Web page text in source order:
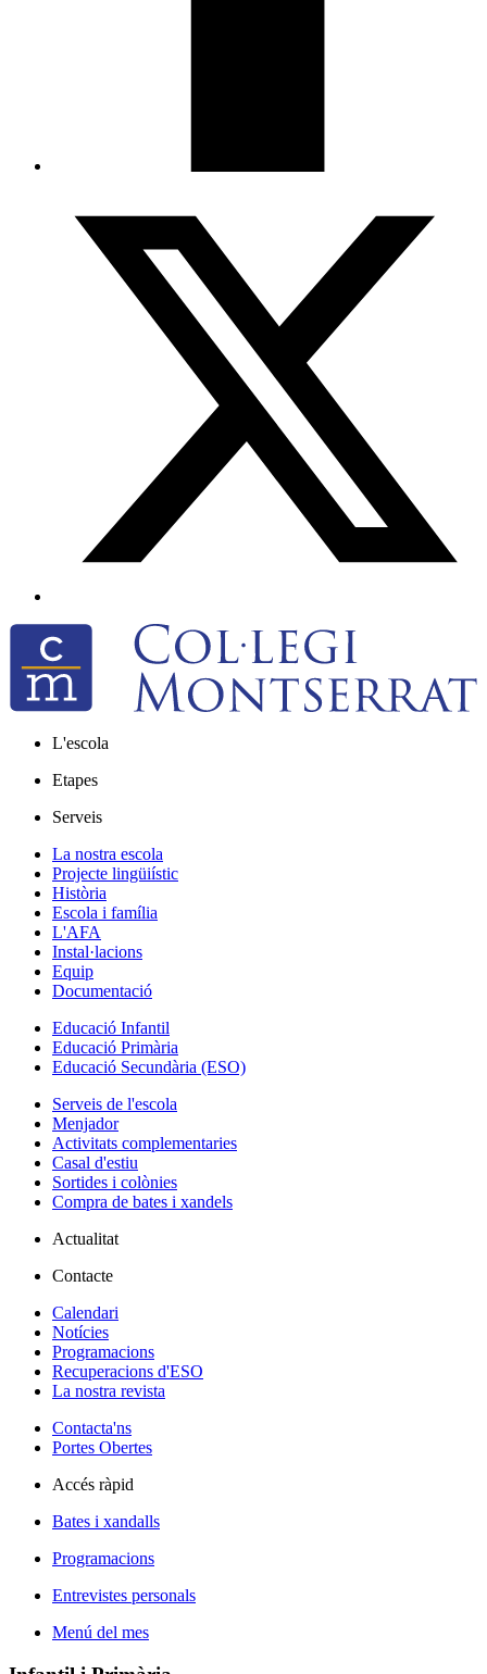
L'escola
Etapes
Serveis
La nostra escola
Projecte lingüiístic
Història
Escola i família
L'AFA
Instal·lacions
Equip
Documentació
Educació Infantil
Educació Primària
Educació Secundària (ESO)
Serveis de l'escola
Menjador
Activitats complementaries
Casal d'estiu
Sortides i colònies
Compra de bates i xandels
Actualitat
Contacte
Calendari
Notícies
Programacions
Recuperacions d'ESO
La nostra revista
Contacta'ns
Portes Obertes
Accés ràpid
Bates i xandalls
Programacions
Entrevistes personals
Menú del mes